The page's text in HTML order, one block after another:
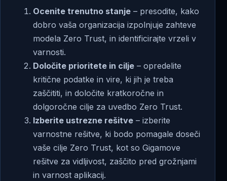
Ocenite trenutno stanje – presodite, kako
dobro vaša organizacija izpolnjuje zahteve
modela Zero Trust, in identificirajte vrzeli v
varnosti.
Določite prioritete in cilje – opredelite
kritične podatke in vire, ki jih je treba
zaščititi, in določite kratkoročne in
dolgoročne cilje za uvedbo Zero Trust.
Izberite ustrezne rešitve – izberite
varnostne rešitve, ki bodo pomagale doseči
vaše cilje Zero Trust, kot so Gigamove
rešitve za vidljivost, zaščito pred grožnjami
in varnost aplikacij.